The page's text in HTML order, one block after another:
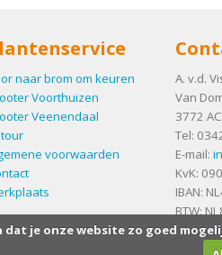
naar brom om keuren
Voorthuizen
Veenendaal
voorwaarden
A. v.d.
Van
3772 AC
Tel:
E-mail:
KvK:
IBAN:
BTW:
dat je onze website zo goed